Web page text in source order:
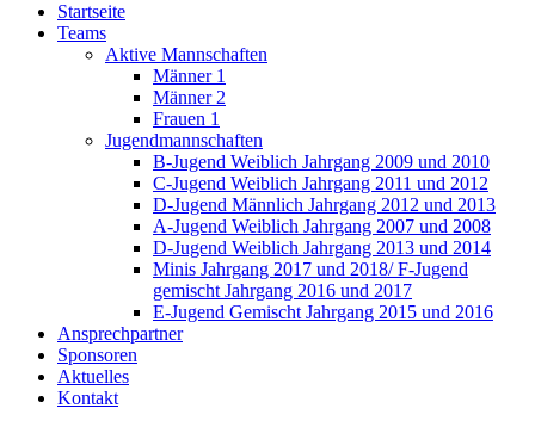
Startseite
Teams
Aktive Mannschaften
Männer 1
Männer 2
Frauen 1
Jugendmannschaften
B-Jugend Weiblich Jahrgang 2009 und 2010
C-Jugend Weiblich Jahrgang 2011 und 2012
D-Jugend Männlich Jahrgang 2012 und 2013
A-Jugend Weiblich Jahrgang 2007 und 2008
D-Jugend Weiblich Jahrgang 2013 und 2014
Minis Jahrgang 2017 und 2018/ F-Jugend
gemischt Jahrgang 2016 und 2017
E-Jugend Gemischt Jahrgang 2015 und 2016
Ansprechpartner
Sponsoren
Aktuelles
Kontakt